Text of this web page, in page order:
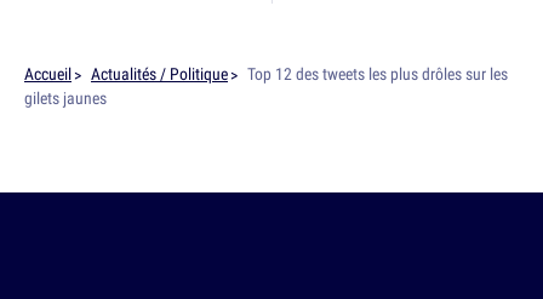
Accueil Actualités / Politique
Top 12 des tweets les plus drôles sur les
gilets jaunes